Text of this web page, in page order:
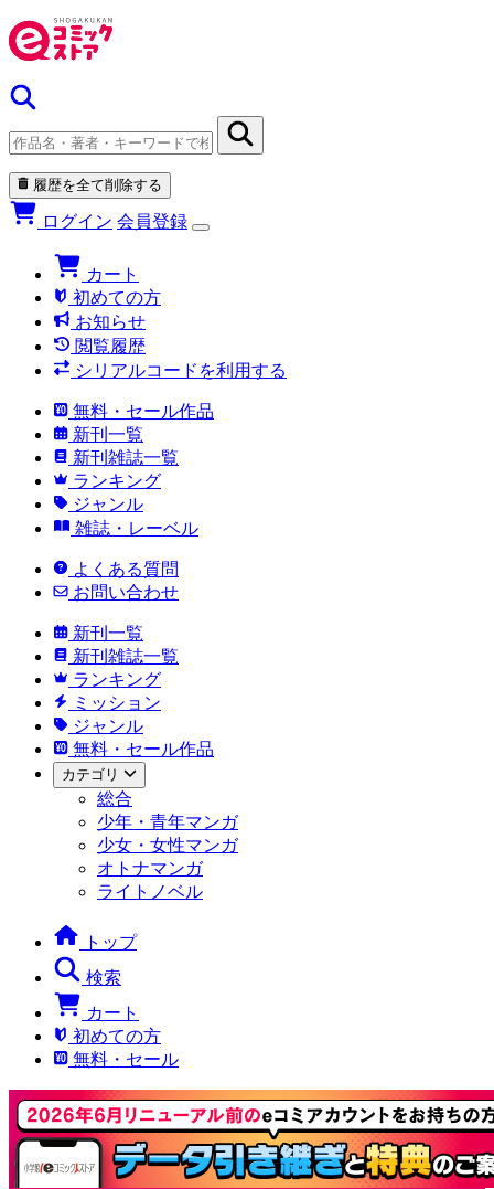
履歴を全て削除する
ログイン 会員登録
カート
初めての方
お知らせ
閲覧履歴
シリアルコードを利用する
無料・セール作品
新刊一覧
新刊雑誌一覧
ランキング
ジャンル
雑誌・レーベル
よくある質問
お問い合わせ
新刊一覧
新刊雑誌一覧
ランキング
ミッション
ジャンル
無料・セール作品
カテゴリ
総合
少年・青年マンガ
少女・女性マンガ
オトナマンガ
ライトノベル
トップ
検索
カート
初めての方
無料・セール